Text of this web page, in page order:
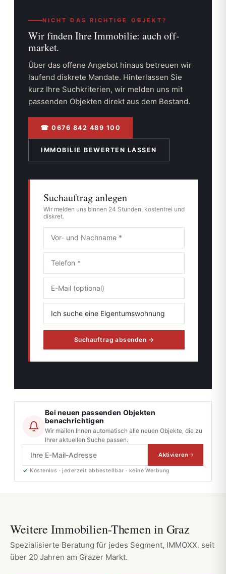
NICHT DAS RICHTIGE OBJEKT?
Wir finden Ihre Immobilie:auch off-
market.
Über das offene Angebot hinaus betreuen wir
laufend diskrete Mandate. Hinterlassen Sie
kurz Ihre Suchkriterien, wir melden uns mit
passenden Objekten direkt aus dem Bestand.
☎ 0676 842 489 100
IMMOBILIE BEWERTEN LASSEN
Suchauftrag anlegen
Wir melden uns binnen 24 Stunden, kostenfrei und
diskret.
Suchauftrag absenden →
Bei neuen passenden Objekten
benachrichtigen
Wir mailen Ihnen automatisch alle neuen Objekte, die zu
Ihrer aktuellen Suche passen.
Aktivieren
✓ Kostenlos · jederzeit abbestellbar · keine Werbung
Weitere Immobilien-Themen in Graz
Spezialisierte Beratung für jedes Segment, IMMOXX. seit
über 20 Jahren am Grazer Markt.